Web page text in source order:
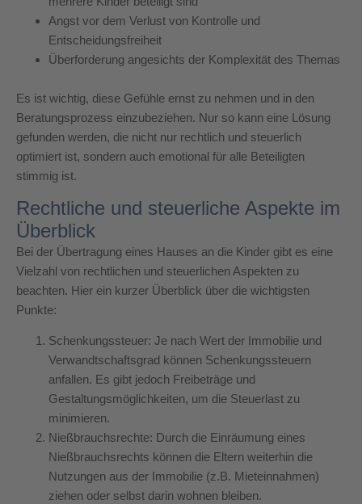
Angst vor dem Verlust von Kontrolle und
Entscheidungsfreiheit
Überforderung angesichts der Komplexität des Themas
Es ist wichtig, diese Gefühle ernst zu nehmen und in den
Beratungsprozess einzubeziehen. Nur so kann eine Lösung
gefunden werden, die nicht nur rechtlich und steuerlich
optimiert ist, sondern auch emotional für alle Beteiligten
stimmig ist.
Rechtliche und steuerliche Aspekte im
Überblick
Bei der Übertragung eines Hauses an die Kinder gibt es eine
Vielzahl von rechtlichen und steuerlichen Aspekten zu
beachten. Hier ein kurzer Überblick über die wichtigsten
Punkte:
Schenkungssteuer: Je nach Wert der Immobilie und
Verwandtschaftsgrad können Schenkungssteuern
anfallen. Es gibt jedoch Freibeträge und
Gestaltungsmöglichkeiten, um die Steuerlast zu
minimieren.
Nießbrauchsrechte: Durch die Einräumung eines
Nießbrauchsrechts können die Eltern weiterhin die
Nutzungen aus der Immobilie (z.B. Mieteinnahmen)
ziehen oder selbst darin wohnen bleiben.